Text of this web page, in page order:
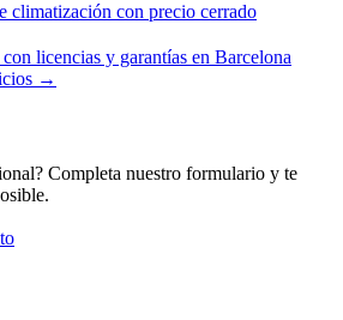
climatización con precio cerrado
licencias y garantías en Barcelona
→
Completa nuestro formulario y te